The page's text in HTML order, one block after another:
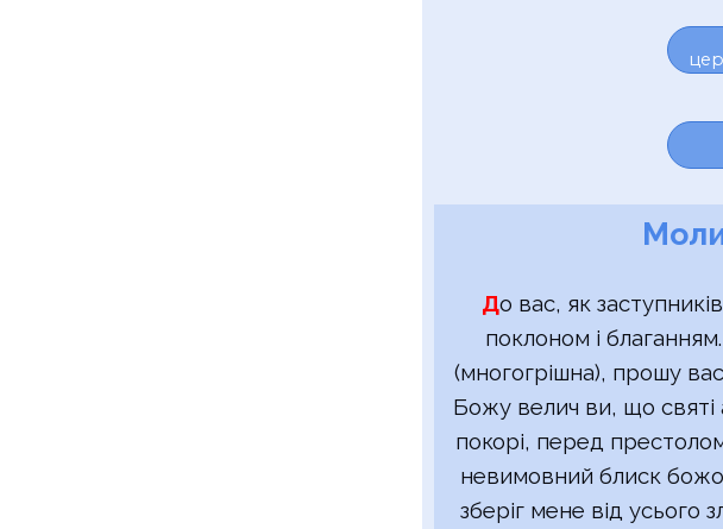
До вас, як
поклоном і
(многогрішна), прошу
Божу велич ви, що святі
покорі, перед
невимовний блиск
зберіг мене від усього